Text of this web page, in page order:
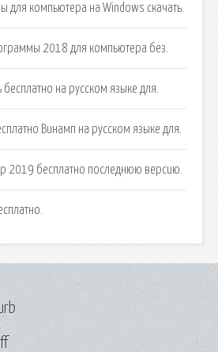
для компьютера на Windows скачать.
2018 для компьютера без.
бесплатно на русском языке для.
Винамп на русском языке для.
2019 бесплатно последнюю версию.